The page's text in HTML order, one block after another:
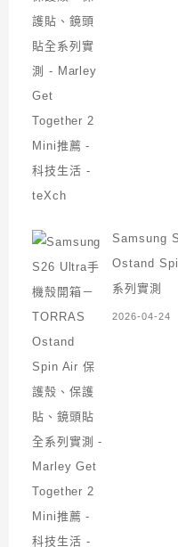
Samsung
Ostand
系列實測
2026-04-24